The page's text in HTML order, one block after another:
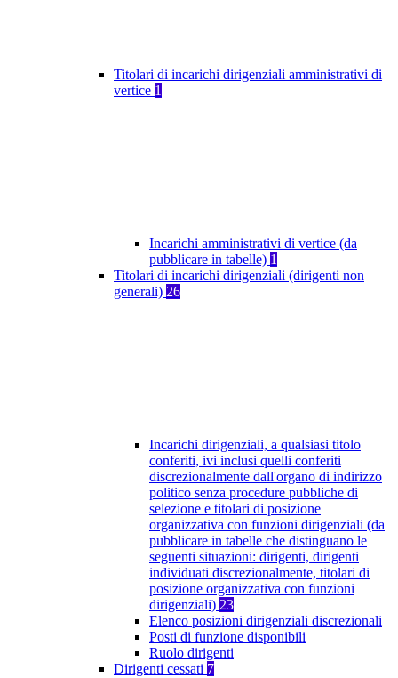
Titolari di incarichi dirigenziali amministrativi di
vertice 1
Incarichi amministrativi di vertice (da
pubblicare in tabelle) 1
Titolari di incarichi dirigenziali (dirigenti non
generali) 26
Incarichi dirigenziali, a qualsiasi titolo
conferiti, ivi inclusi quelli conferiti
discrezionalmente dall'organo di indirizzo
politico senza procedure pubbliche di
selezione e titolari di posizione
organizzativa con funzioni dirigenziali (da
pubblicare in tabelle che distinguano le
seguenti situazioni: dirigenti, dirigenti
individuati discrezionalmente, titolari di
posizione organizzativa con funzioni
dirigenziali) 23
Elenco posizioni dirigenziali discrezionali
Posti di funzione disponibili
Ruolo dirigenti
Dirigenti cessati 7